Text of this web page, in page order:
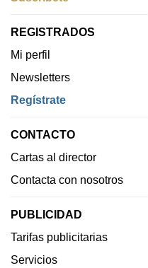
REGISTRADOS
Mi perfil
Newsletters
Regístrate
CONTACTO
Cartas al director
Contacta con nosotros
PUBLICIDAD
Tarifas publicitarias
Servicios